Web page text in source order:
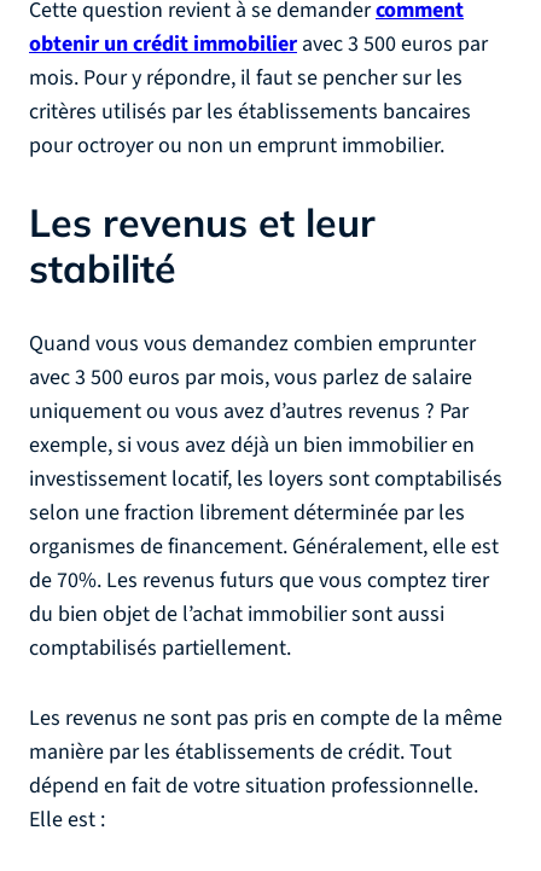
Cette question revient à se demandercomment
obtenir un crédit immobilier avec 3 500 euros par
mois. Pour y répondre, il faut se pencher sur les
critères utilisés par les établissements bancaires
pour octroyer ou non un emprunt immobilier.
Les revenus et leur
stabilité
Quand vous vous demandez combien emprunter
avec 3 500 euros par mois, vous parlez de salaire
uniquement ou vous avez d’autres revenus ? Par
exemple, si vous avez déjà un bien immobilier en
investissement locatif, les loyers sont comptabilisés
selon une fraction librement déterminée par les
organismes de financement. Généralement, elle est
de 70%. Les revenus futurs que vous comptez tirer
du bien objet de l’achat immobilier sont aussi
comptabilisés partiellement.
Les revenus ne sont pas pris en compte de la même
manière par les établissements de crédit. Tout
dépend en fait de votre situation professionnelle.
Elle est :